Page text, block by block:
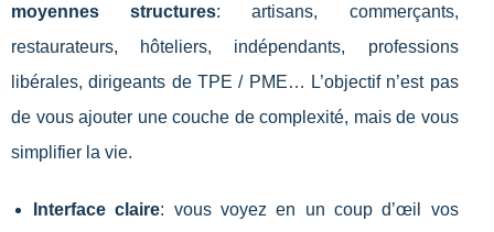
moyennes structures: artisans, commerçants,
restaurateurs, hôteliers, indépendants, professions
libérales, dirigeants de TPE / PME… L’objectif n’est pas
de vous ajouter une couche de complexité, mais de vous
simplifier la vie.
Interface claire: vous voyez en un coup d’œil vos